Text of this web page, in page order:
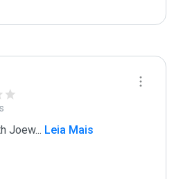
Joew... Leia Mais